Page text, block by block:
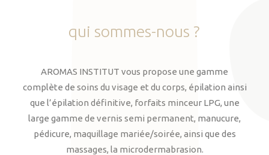
qui sommes-nous ?
AROMAS INSTITUT vous propose une gamme
complète de soins du visage et du corps, épilation ainsi
que l’épilation définitive, forfaits minceur LPG, une
large gamme de vernis semi permanent, manucure,
pédicure, maquillage mariée/soirée, ainsi que des
massages, la microdermabrasion.